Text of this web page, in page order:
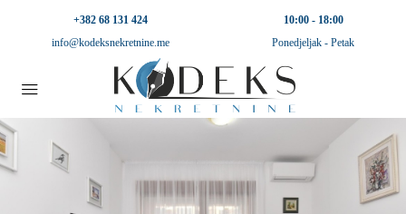
+382 68 131 424
info@kodeksnekretnine.me
10:00 - 18:00
Ponedjeljak - Petak